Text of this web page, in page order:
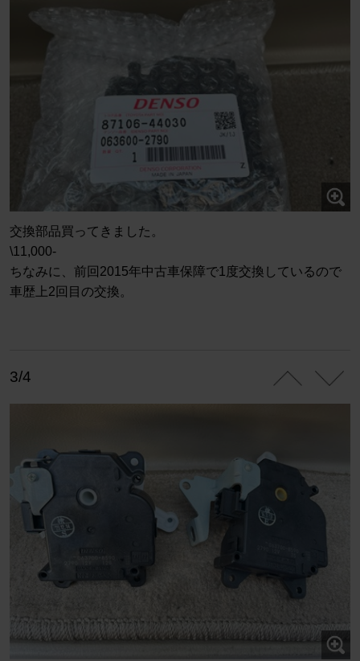
交換部品買ってきました。
\11,000-
ちなみに、前回2015年中古車保障で1度交換しているので
車歴上2回目の交換。
3/4